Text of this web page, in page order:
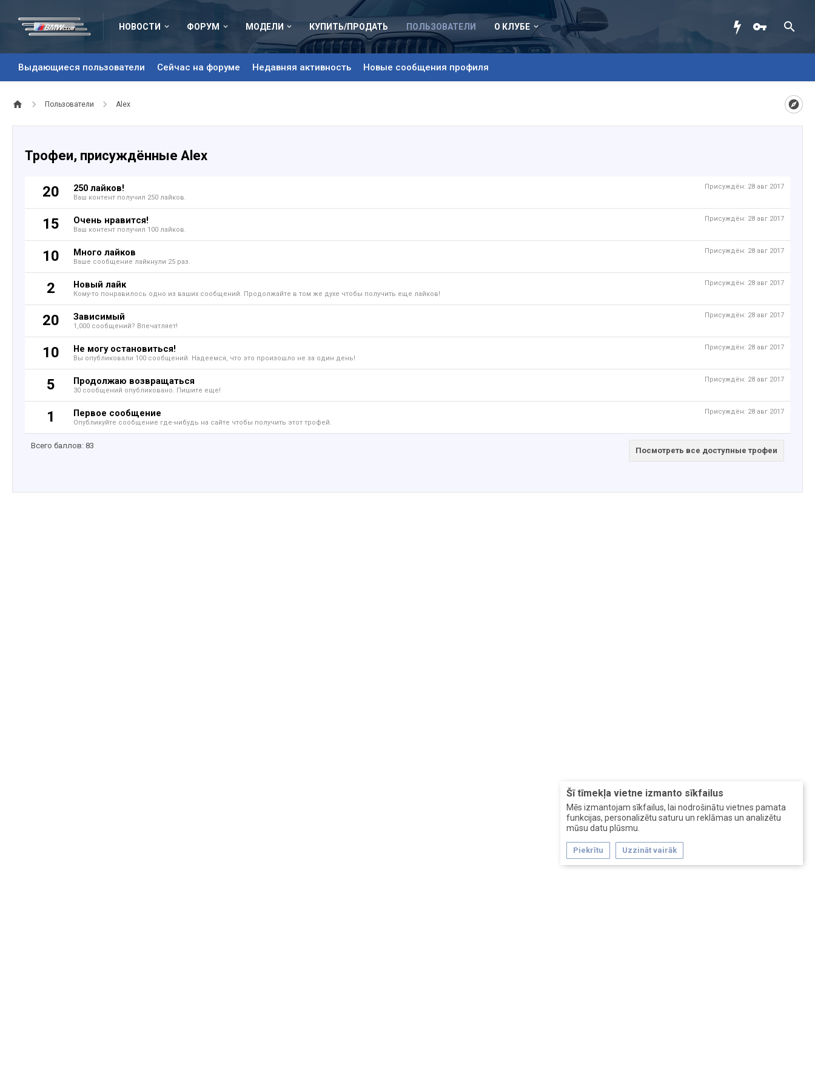
НОВОСТИ ФОРУМ МОДЕЛИ КУПИТЬ/ПРОДАТЬ ПОЛЬЗОВАТЕЛИ
Выдающиеся пользователи Сейчас на форуме Недавняя активность Новые сообщения профиля
О КЛУБЕ
Пользователи Alex
Šī tīmekļa vietne izmanto sīkfailus
Mēs izmantojam sīkfailus, lai nodrošinātu vietnes pamata
funkcijas, personalizētu saturu un reklāmas un analizētu
mūsu datu plūsmu.
Piekrītu Uzzināt vairāk
Трофеи, присуждённые Alex
20 Присуждён: 28 авг 2017
250 лайков!
Ваш контент получил 250 лайков.
15 Присуждён: 28 авг 2017
Очень нравится!
Ваш контент получил 100 лайков.
10 Присуждён: 28 авг 2017
Много лайков
Ваше сообщение лайкнули 25 раз.
2 Присуждён: 28 авг 2017
Новый лайк
Кому-то понравилось одно из ваших сообщений. Продолжайте в том же духе чтобы получить еще лайков!
20 Присуждён: 28 авг 2017
Зависимый
1,000 сообщений? Впечатляет!
10 Присуждён: 28 авг 2017
Не могу остановиться!
Вы опубликовали 100 сообщений. Надеемся, что это произошло не за один день!
5 Присуждён: 28 авг 2017
Продолжаю возвращаться
30 сообщений опубликовано. Пишите еще!
1 Присуждён: 28 авг 2017
Первое сообщение
Опубликуйте сообщение где-нибудь на сайте чтобы получить этот трофей.
Всего баллов: 83
Посмотреть все доступные трофеи